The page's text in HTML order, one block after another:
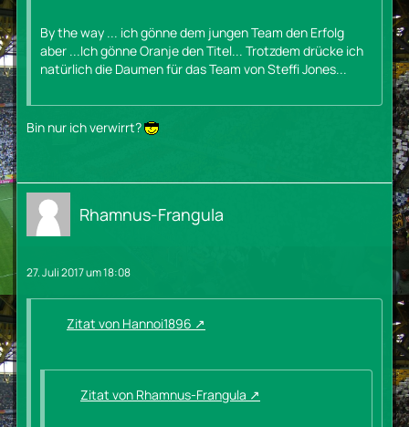
By the way ... ich gönne dem jungen Team den Erfolg
aber ...Ich gönne Oranje den Titel... Trotzdem drücke ich
natürlich die Daumen für das Team von Steffi Jones...
Bin nur ich verwirrt?
Rhamnus-Frangula
27. Juli 2017 um 18:08
Zitat von Hannoi1896
Zitat von Rhamnus-Frangula